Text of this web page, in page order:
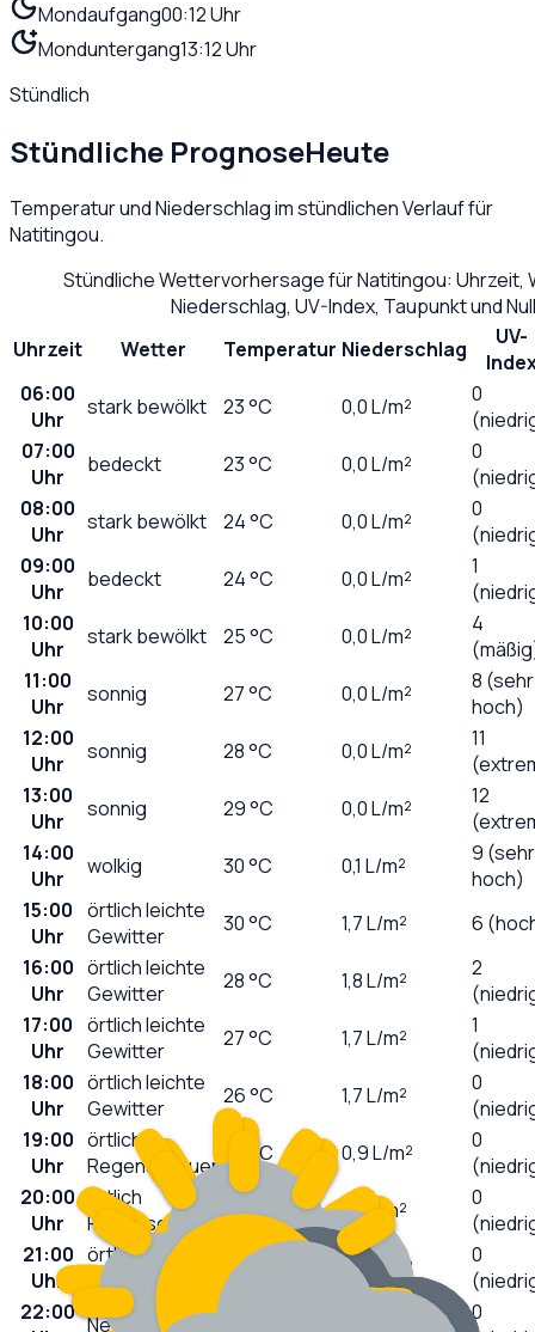
Mondaufgang00:12 Uhr
Monduntergang13:12 Uhr
Stündlich
Stündliche PrognoseHeute
Temperatur und Niederschlag im stündlichen Verlauf für
Natitingou.
Stündliche Wettervorhersage fürNatitingou: Uhrzeit,
Niederschlag, UV-Index, Taupunkt und
Uhrzeit
Wetter Temperatur Niederschlag
UV-
06:00
Uhr
stark bewölkt 23°C 0,0L/m²
0
07:00
Uhr
bedeckt 23°C 0,0L/m²
0
08:00
Uhr
stark bewölkt 24°C 0,0L/m²
0
09:00
Uhr
bedeckt 24°C 0,0L/m²
1
10:00
Uhr
stark bewölkt 25°C 0,0L/m²
4
11:00
Uhr
sonnig 27°C 0,0L/m²
8 (sehr
hoch)
12:00
Uhr
sonnig 28°C 0,0L/m²
11
13:00
Uhr
sonnig 29°C 0,0L/m²
12
14:00
Uhr
wolkig 30°C 0,1 L/m²
9 (sehr
hoch)
15:00
Uhr
örtlich leichte
Gewitter
30°C 1,7L/m²
6
16:00
Uhr
örtlich leichte
Gewitter
28°C 1,8L/m²
2
17:00
Uhr
örtlich leichte
Gewitter
27°C 1,7L/m²
1
18:00
Uhr
örtlich leichte
Gewitter
26°C 1,7L/m²
0
19:00
Uhr
örtlich
Regenschauer
°C 0,9L/m²
0
20:00
Uhr
örtlich
Regenschauer25°C 1,0 L/m²
0
21:00
Uhr
örtlich
Regenschauer
24 0,4 L/m²
0
22:00 Nebel
0